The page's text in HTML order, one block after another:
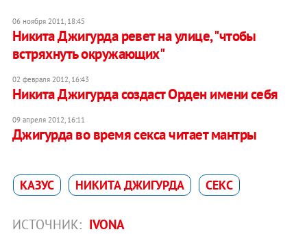
06 ноября 2011, 18:45
Никита Джигурда ревет на улице, "чтобы
встряхнуть окружающих"
02 февраля 2012, 16:43
Никита Джигурда создаст Орден имени себя
09 апреля 2012, 16:11
Джигурда во время секса читает мантры
КАЗУС НИКИТА ДЖИГУРДА СЕКС
ИСТОЧНИК: IVONA